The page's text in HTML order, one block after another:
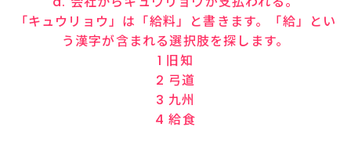
「キュウリョウ」は「給料」と書きます。「給」とい
う漢字が含まれる選択肢を探します。
1 旧知
2 弓道
3 九州
4 給食